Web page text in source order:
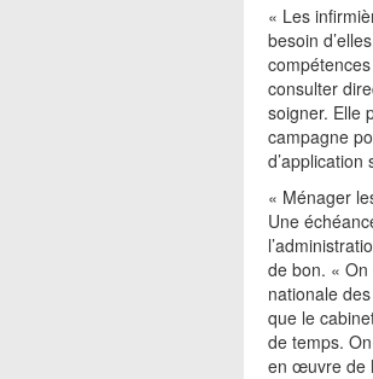
« Les
besoin
consulter
soigner. Elle
campagne
d’application
« Ménager
Une
de bon. «
nationale
que le
de temps.
en œuvre de